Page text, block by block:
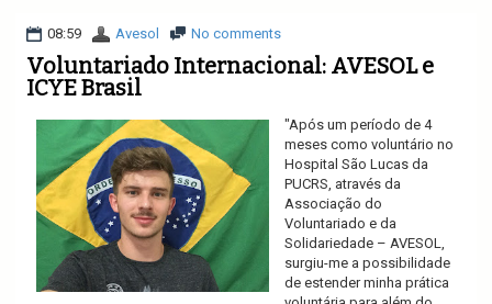
08:59 Avesol No comments
Voluntariado Internacional: AVESOL e
ICYE Brasil
"Após um período de 4
meses como voluntário no
Hospital São Lucas da
PUCRS, através da
Associação do
Voluntariado e da
Solidariedade – AVESOL,
surgiu-me a possibilidade
de estender minha prática